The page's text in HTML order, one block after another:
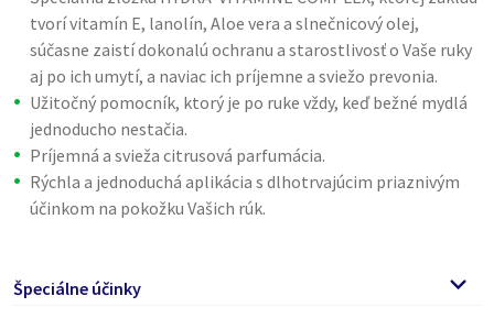
tvorí vitamín E, lanolín, Aloe vera a slnečnicový olej,
súčasne zaistí dokonalú ochranu a starostlivosť o Vaše ruky
aj po ich umytí, a naviac ich príjemne a sviežo prevonia.
Užitočný pomocník, ktorý je po ruke vždy, keď bežné mydlá
jednoducho nestačia.
Príjemná a svieža citrusová parfumácia.
Rýchla a jednoduchá aplikácia s dlhotrvajúcim priaznivým
účinkom na pokožku Vašich rúk.
Špeciálne účinky